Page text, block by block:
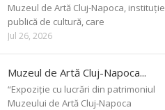
Muzeul de Artă Cluj-Napoca, instituție
publică de cultură, care
Jul 26, 2026
Muzeul de Artă Cluj-Napoca...
“Expoziție cu lucrări din patrimoniul
Muzeului de Artă Cluj-Napoca